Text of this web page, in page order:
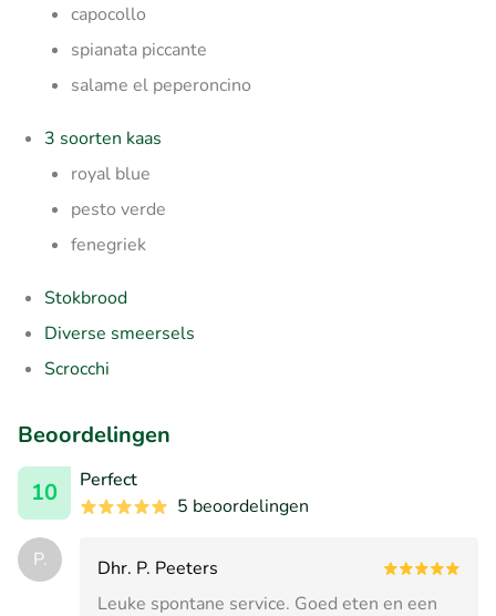
capocollo
spianata piccante
salame el peperoncino
3 soorten kaas
royal blue
pesto verde
fenegriek
Stokbrood
Diverse smeersels
Scrocchi
Beoordelingen
10
Perfect
5 beoordelingen
P.
Dhr. P. Peeters
Leuke spontane service. Goed eten en een